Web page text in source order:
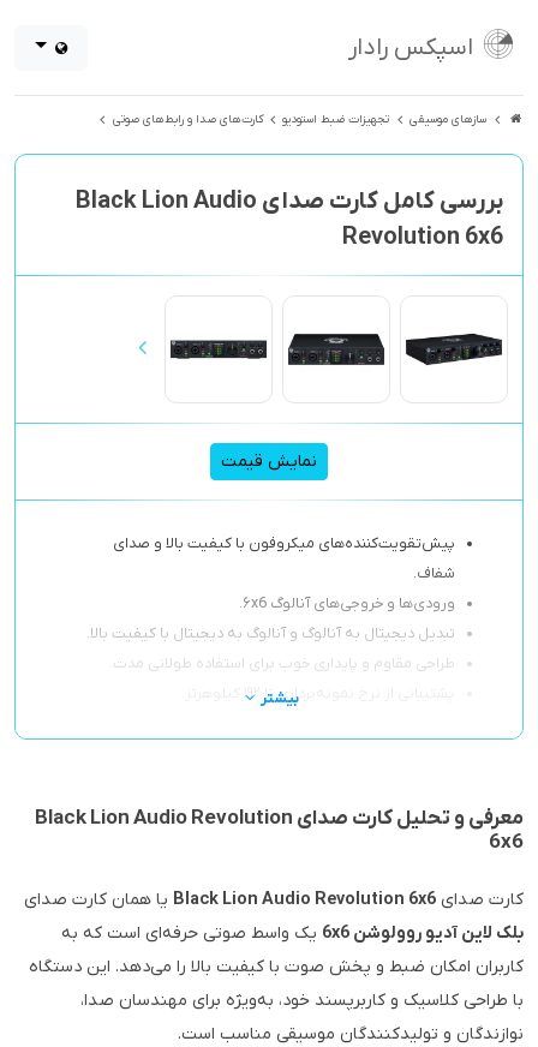
اسپکس رادار
سازهای موسیقی تجهیزات ضبط استودیو کارت‌های صدا و رابط‌های صوتی
بررسی کامل کارت صدای Black Lion Audio
Revolution 6x6
نمایش قیمت
پیش‌تقویت‌کننده‌های میکروفون با کیفیت بالا و صدای
شفاف.
ورودی‌ها و خروجی‌های آنالوگ ۶x6.
تبدیل دیجیتال به آنالوگ و آنالوگ به دیجیتال با کیفیت بالا.
طراحی مقاوم و پایداری خوب برای استفاده طولانی مدت.
پشتیبانی از نرخ نمونه‌برداری تا ۱۹۲ کیلوهرتز.
بیشتر
معرفی و تحلیل کارت صدای Black Lion Audio Revolution
6x6
کارت صدای Black Lion Audio Revolution 6x6 یا همان کارت صدای
بلک لاین آدیو روولوشن 6x6
یک واسط صوتی حرفه‌ای است که به
کاربران امکان ضبط و پخش صوت با کیفیت بالا را می‌دهد. این دستگاه
با طراحی کلاسیک و کاربرپسند خود، به‌ویژه برای مهندسان صدا،
نوازندگان و تولیدکنندگان موسیقی مناسب است.